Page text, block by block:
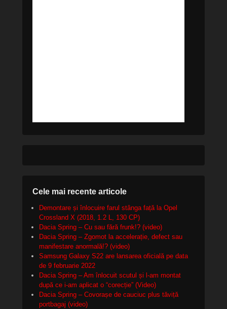
Cele mai recente articole
Demontare și înlocuire farul stânga față la Opel
Crossland X (2018, 1.2 L, 130 CP)
Dacia Spring – Cu sau fără frunk!? (video)
Dacia Spring – Zgomot la accelerație, defect sau
manifestare anormală!? (video)
Samsung Galaxy S22 are lansarea oficială pe data
de 9 februarie 2022
Dacia Spring – Am înlocuit scutul și l-am montat
după ce i-am aplicat o “corecție” (Video)
Dacia Spring – Covorașe de cauciuc plus tăviță
portbagaj (video)